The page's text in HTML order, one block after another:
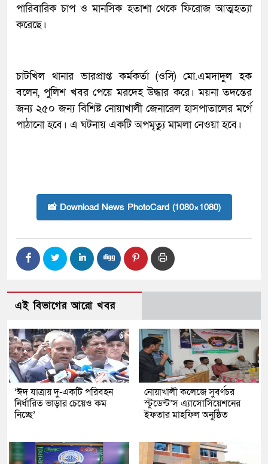
পারিবারিক চাপ ও মানসিক হতাশা থেকে ফিরোজ আত্মহত্যা
করেছে।
চাটখিল থানার ভারপ্রাপ্ত কর্মকর্তা (ওসি) মো.এমদাদুল হক
বলেন, পুলিশ খবর পেয়ে মরদেহ উদ্ধার করে। ময়না তদন্তের
জন্য ২৫০ জন্য বিশিষ্ট নোয়াখালী জেনারেল হাসপাতালের মর্গে
পাঠানো হবে। এ ঘটনায় একটি অপমৃত্যু মামলা নেওয়া হবে।
📸 Download News PhotoCard (1080×1080)
এই বিভাগের আরো খবর
‘ঈদ যাত্রায় দু-একটি পরিবহন
নির্ধারিত ভাড়ার চেয়েও কম
নিচ্ছে’
নোয়াখালী কলেজে সুবর্ণচর
স্টুডেন্ট’স এ্যাসোসিয়েশনের
ইফতার মাহফিল অনুষ্ঠিত